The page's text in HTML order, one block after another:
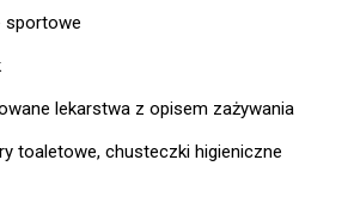
sportowe
lekarstwa z opisem zażywania
toaletowe, chusteczki higieniczne